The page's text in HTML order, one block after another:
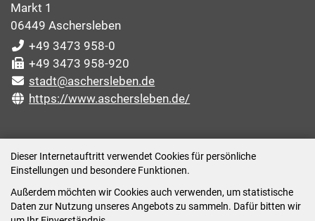
Dieser Internetauftritt verwendet Cookies für persönliche
Einstellungen und besondere Funktionen.
Außerdem möchten wir Cookies auch verwenden, um statistische
Daten zur Nutzung unseres Angebots zu sammeln. Dafür bitten wir
Markt 1
06449 Aschersleben
+49 3473 958-0
+49 3473 958-920
stadt@aschersleben.de
https://www.aschersleben.de/
Montag: 09:00-12:00 /14:00-15:00 Uhr
Dienstag: 09:00-12:00 /14:00-16:00 Uhr
Mittwoch: 09:00 - 12:00 Uhr (nach vorheriger